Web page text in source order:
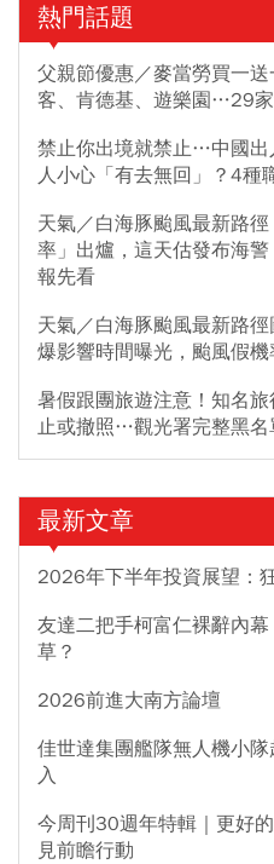
熱門話題
父親節優惠／麥當勞買一
客、肯德基、遊樂園…29
禁止你出境就禁止…中國
人小心「有去無回」？4種
天氣／白海豚颱風最新路
率」出爐，這天估發布海
報先看
天氣／白海豚颱風最新路
爆影響時間曝光，颱風假
暑假跟團旅遊注意！知名
止或撤照…觀光署完整黑名
最新文章
2026年下半年投資展望：
友達二把手柯富仁裸辭內
草？
2026前進大南方論壇
佳世達集團艦隊無人機小
入
今周刊30週年特輯｜更好
見前瞻行動